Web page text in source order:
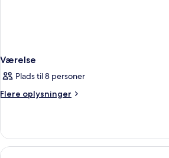
Værelse
Plads til 8 personer
Flere oplysninger
Flere